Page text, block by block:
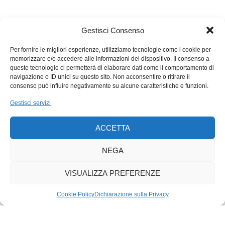
Gestisci Consenso
Per fornire le migliori esperienze, utilizziamo tecnologie come i cookie per
memorizzare e/o accedere alle informazioni del dispositivo. Il consenso a
queste tecnologie ci permetterà di elaborare dati come il comportamento di
navigazione o ID unici su questo sito. Non acconsentire o ritirare il
consenso può influire negativamente su alcune caratteristiche e funzioni.
Gestisci servizi
ACCETTA
NEGA
VISUALIZZA PREFERENZE
Cookie PolicyDichiarazione sulla Privacy
europei di calcio. Si sa che l’economia svizzera, per il fatto che
da noi sono localizzate le organizzazioni sportive
internazionali, trae sempre grandi benefici da questi
avvenimenti. Se un campionato del mondo di calcio può avere
assieme – per non parlare dei mondiali di hockey – potrebbero
di sicuro avere un impatto della medesima ampiezza se non